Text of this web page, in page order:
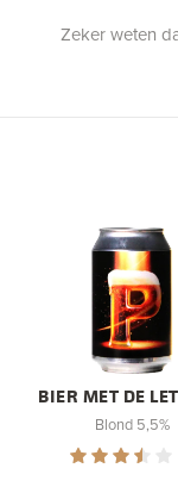
Zeker weten
BIER MET DE
Blond 5,5%